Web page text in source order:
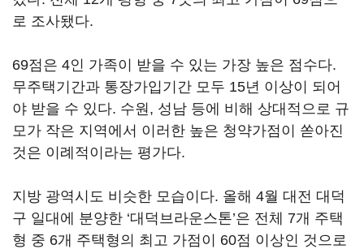
로 조사됐다.
69점은 4인 가족이 받을 수 있는 가장 높은 점수다.
무주택기간과 통장가입기간 모두 15년 이상이 되어
야 받을 수 있다. 수원, 성남 등에 비해 상대적으로 규
모가 작은 지역에서 이러한 높은 청약가점이 쏟아진
것은 이례적이라는 평가다.
지방 광역시도 비슷한 모습이다. 올해 4월 대전 대덕
구 일대에 분양한 ‘대덕브라운스톤’은 전체 7개 주택
형 중 6개 주택형의 최고 가점이 60점 이상인 것으로